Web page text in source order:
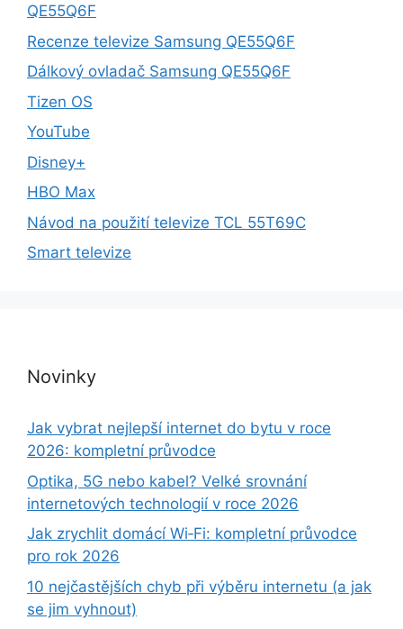
QE55Q6F
Recenze televize Samsung QE55Q6F
Dálkový ovladač Samsung QE55Q6F
Tizen OS
YouTube
Disney+
HBO Max
Návod na použití televize TCL 55T69C
Smart televize
Novinky
Jak vybrat nejlepší internet do bytu v roce
2026: kompletní průvodce
Optika, 5G nebo kabel? Velké srovnání
internetových technologií v roce 2026
Jak zrychlit domácí Wi‑Fi: kompletní průvodce
pro rok 2026
10 nejčastějších chyb při výběru internetu (a jak
se jim vyhnout)